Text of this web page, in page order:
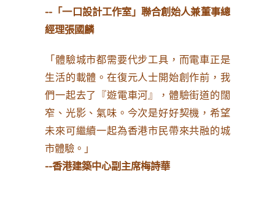
-- 「一口設計工作室」聯合創始人兼董事總
經理張國麟
「體驗城市都需要代步工具，而電車正是
生活的載體。在復元人士開始創作前，我
們一起去了『遊電車河』，體驗街道的闊
窄、光影、氣味。今次是好好契機，希望
未來可繼續一起為香港市民帶來共融的城
市體驗。」
--香港建築中心副主席梅詩華